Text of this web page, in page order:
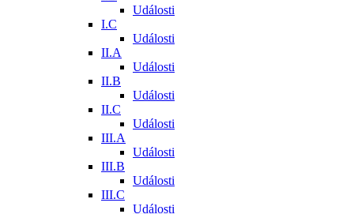
Události
I.C
Události
II.A
Události
II.B
Události
II.C
Události
III.A
Události
III.B
Události
III.C
Události